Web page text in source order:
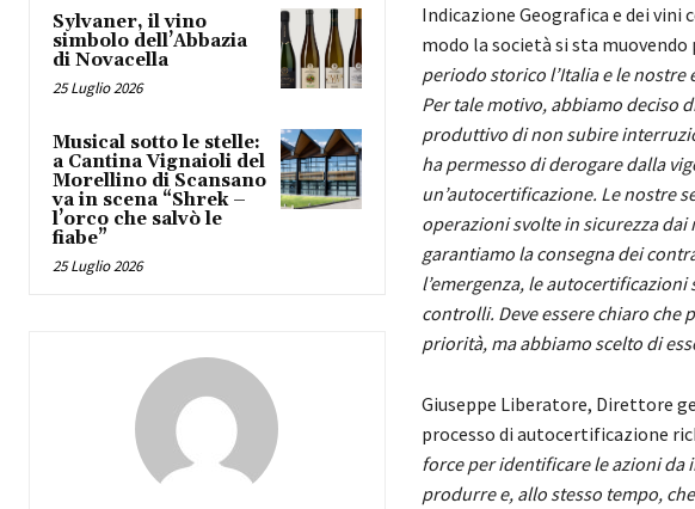
Sylvaner, il vino
simbolo dell’Abbazia
di Novacella
25 Luglio 2026
Musical sotto le stelle:
a Cantina Vignaioli del
Morellino di Scansano
va in scena “Shrek –
l’orco che salvò le
fiabe”
25 Luglio 2026
Indicazione Geografica e dei
modo la società si sta
periodo storico l’Italia e le nostre
Per tale motivo, abbiamo deciso
produttivo di non subire
ha permesso di derogare dalla
un’autocertificazione. Le nostre
operazioni svolte in sicurezza
garantiamo la consegna dei
l’emergenza, le
controlli. Deve essere chiaro che
priorità, ma abbiamo scelto di
Giuseppe Liberatore, Direttore
processo di autocertificazione
force per identificare le azioni
produrre e, allo stesso tempo,